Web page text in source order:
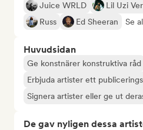
Juice WRLD
Lil Uzi
Russ
Ed Sheeran Se
Huvudsidan
Ge konstnärer konstruktiva råd
Erbjuda artister ett
Signera artister eller ge ut
De gav nyligen dessa